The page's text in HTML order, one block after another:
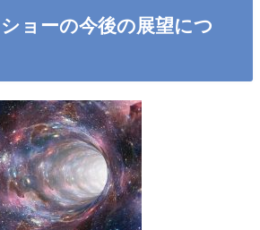
ョーの今後の展望につ